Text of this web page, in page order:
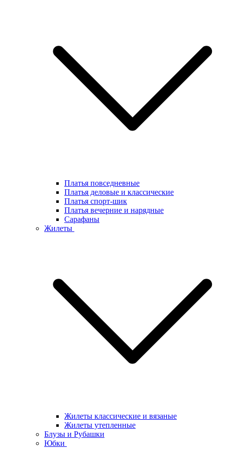
Платья повседневные
Платья деловые и классические
Платья спорт-шик
Платья вечерние и нарядные
Сарафаны
Жилеты
Жилеты классические и вязаные
Жилеты утепленные
Блузы и Рубашки
Юбки